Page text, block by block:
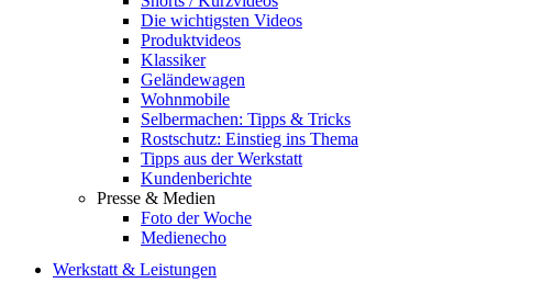
Die wichtigsten Videos
Produktvideos
Klassiker
Geländewagen
Wohnmobile
Selbermachen: Tipps & Tricks
Rostschutz: Einstieg ins Thema
Tipps aus der Werkstatt
Kundenberichte
Presse & Medien
Foto der Woche
Medienecho
Werkstatt & Leistungen